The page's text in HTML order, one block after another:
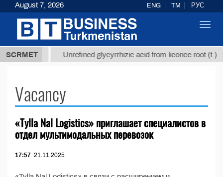
SCRMET
37,8 ТМТ Unrefined glycyrrhizic acid from licorice root (t.)
Vacancy
«Tylla Nal Logistics» приглашает специалистов в
отдел мультимодальных перевозок
17:57 21.11.2025
August 7, 2026 ENG TM РУС